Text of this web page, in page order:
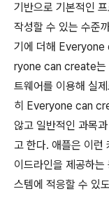
기반으로 기본적인
작성할 수 있는 수준
기에 더해 Everyone
ryone can create는
트웨어를 이용해 실
히 Everyone can
않고 일반적인 과목
고 한다. 애플은 이런
이드라인을 제공하는
스템에 적응할 수 있